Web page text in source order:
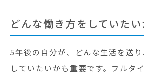
どんな働き方をしていたい
5年後の自分が、どんな生活を送
していたいかも重要です。フルタ